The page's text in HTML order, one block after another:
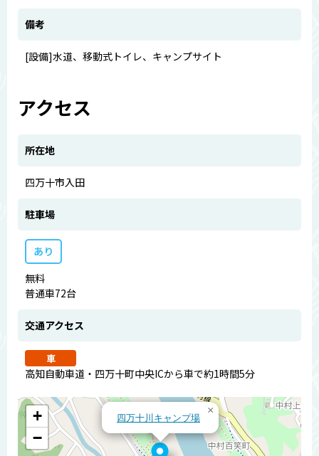
備考
[設備]水道、移動式トイレ、キャンプサイト
アクセス
所在地
四万十市入田
駐車場
あり
無料
普通車72台
交通アクセス
車
高知自動車道・四万十町中央ICから車で約1時間5分
四万十川キャンプ場
×
+
−